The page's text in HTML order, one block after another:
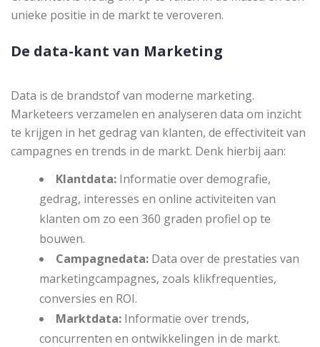
unieke positie in de markt te veroveren.
De data-kant van Marketing
Data is de brandstof van moderne marketing.
Marketeers verzamelen en analyseren data om inzicht
te krijgen in het gedrag van klanten, de effectiviteit van
campagnes en trends in de markt. Denk hierbij aan:
Klantdata: Informatie over demografie,
gedrag, interesses en online activiteiten van
klanten om zo een 360 graden profiel op te
bouwen.
Campagnedata: Data over de prestaties van
marketingcampagnes, zoals klikfrequenties,
conversies en ROI.
Marktdata: Informatie over trends,
concurrenten en ontwikkelingen in de markt.